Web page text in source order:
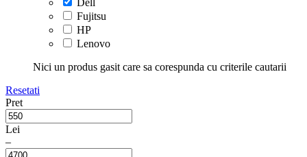
Fujitsu
HP
Lenovo
Nici un produs gasit care sa corespunda cu criterile cautarii
Resetati
Pret
Lei
–